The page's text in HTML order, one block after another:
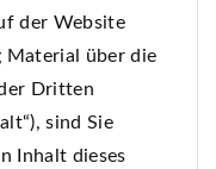
der Website
über die
Dritten
sind Sie
Inhalt dieses